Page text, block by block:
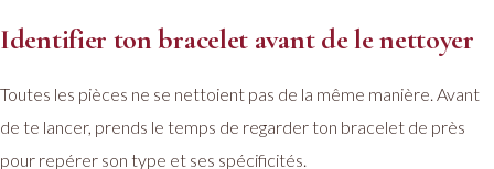
Identifier ton bracelet avant de le nettoyer
Toutes les pièces ne se nettoient pas de la même manière. Avant
de te lancer, prends le temps de regarder ton bracelet de près
pour repérer son type et ses spécificités.